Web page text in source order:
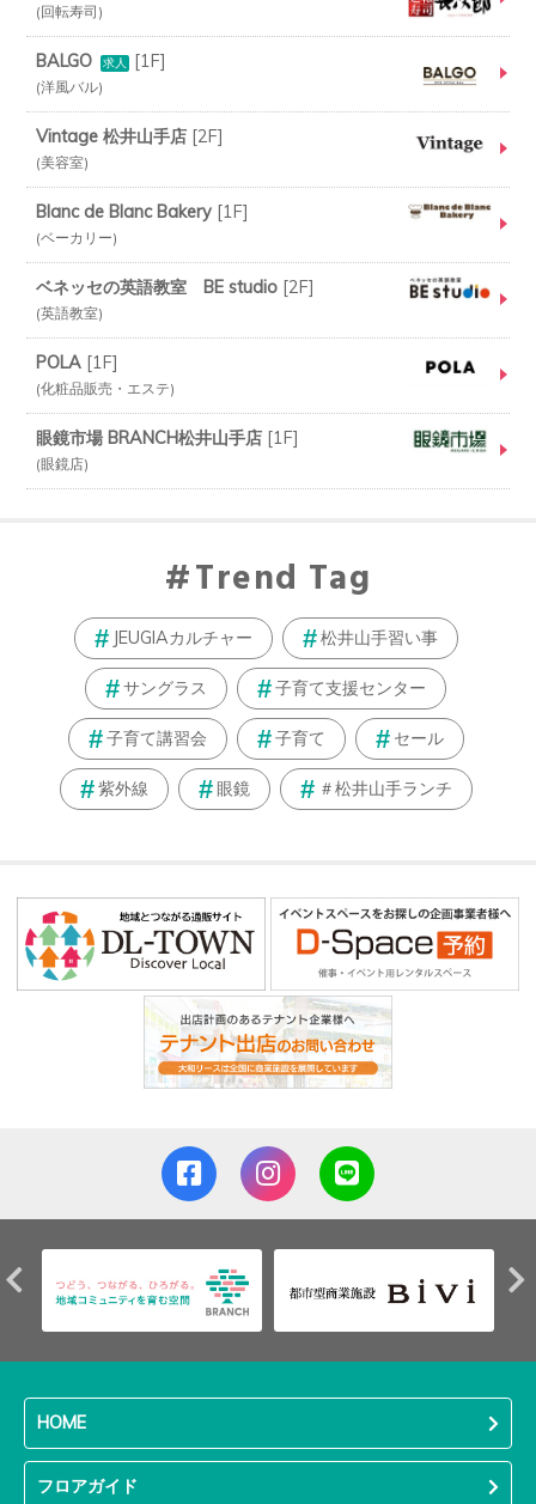
回転寿司
BALGO 求人 [1F]
洋風バル
Vintage 松井山手店 [2F]
美容室
Blanc de Blanc Bakery [1F]
ベーカリー
ベネッセの英語教室 BE studio [2F]
英語教室
POLA [1F]
化粧品販売・エステ
眼鏡市場 BRANCH松井山手店 [1F]
眼鏡店
Trend Tag
JEUGIAカルチャー 松井山手習い事
サングラス 子育て支援センター
子育て講習会 子育て セール
紫外線 眼鏡 ＃松井山手ランチ
HOME
フロアガイド